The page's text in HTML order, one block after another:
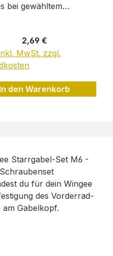
bei gewähltem
des Wingees
Dank des
sitzt das
Verlegbarkeit
Regulärer Preis:
2,69 €
MwSt. zzgl.
In den Warenkorb